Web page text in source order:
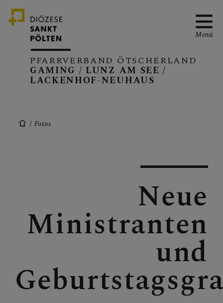
LACKENHOF - NEUHAUS
PFARRVERBAND ÖTSCHERLAND
GAMING / LUNZ AM SEE /
LACKENHOF-NEUHAUS
Menü
Fotos
Neue
Ministranten
und